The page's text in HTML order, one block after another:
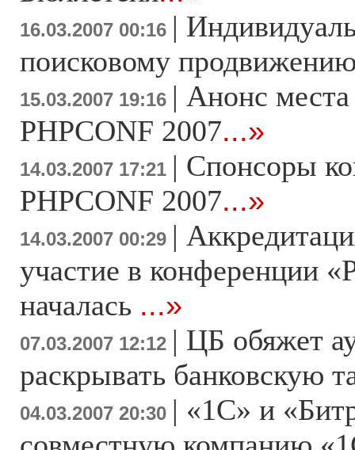
16.03.2007 00:16 |
поисковому
15.03.2007 19:16 | Анонс
PHPCONF 2007...»
14.03.2007 17:21 | Спонсоры
PHPCONF 2007...»
14.03.2007 00:29 |
участие в конференции
началась ...»
07.03.2007 12:12 | ЦБ обяжет
раскрывать банковскую
04.03.2007 20:30 | «1С» и